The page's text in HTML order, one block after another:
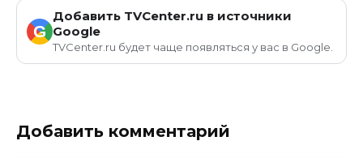
G
Добавить TVCenter.ru в источники
Google
TVCenter.ru будет чаще появляться у вас в Google.
Добавить комментарий